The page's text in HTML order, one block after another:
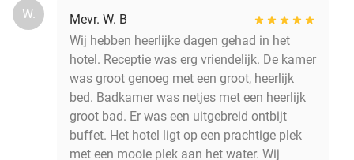
W.
Mevr. W. B
Wij hebben heerlijke dagen gehad in het
hotel. Receptie was erg vriendelijk. De kamer
was groot genoeg met een groot, heerlijk
bed. Badkamer was netjes met een heerlijk
groot bad. Er was een uitgebreid ontbijt
buffet. Het hotel ligt op een prachtige plek
met een mooie plek aan het water. Wij